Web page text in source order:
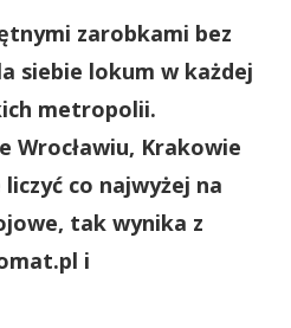
zarobkami bez
siebie lokum w każdej
metropolii.
Wrocławiu, Krakowie
co najwyżej na
tak wynika z
i